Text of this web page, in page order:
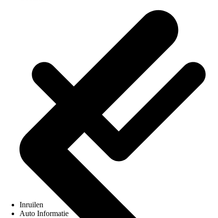
Inruilen
Auto Informatie